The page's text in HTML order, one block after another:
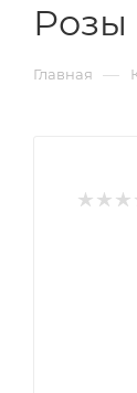
Розы
Главная —